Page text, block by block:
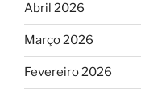
Abril 2026
Março 2026
Fevereiro 2026